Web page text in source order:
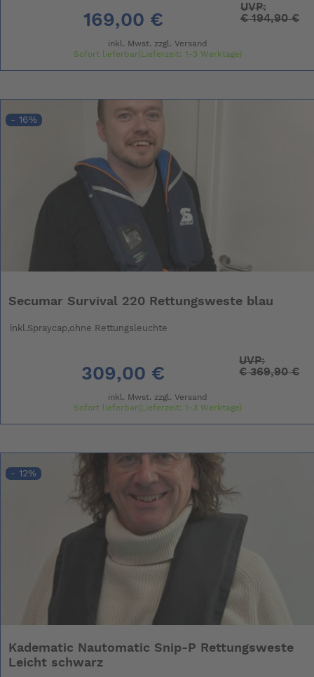
169,00 €
UVP:
€194,90 €
inkl. Mwst. zzgl. Versand
Sofort lieferbar(Lieferzeit: 1-3 Werktage)
- 16%
Secumar Survival 220 Rettungsweste blau
inkl.Spraycap,ohne Rettungsleuchte
309,00 €
UVP:
€369,90 €
inkl. Mwst. zzgl. Versand
Sofort lieferbar(Lieferzeit: 1-3 Werktage)
- 12%
Kadematic Nautomatic Snip-P Rettungsweste
Leicht schwarz